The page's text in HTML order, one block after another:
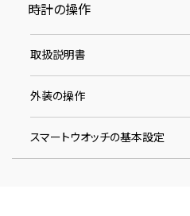
時計の操作
取扱説明書
外装の操作
スマートウオッチの基本設定